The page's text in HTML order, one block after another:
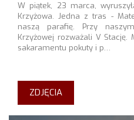
W piątek, 23 marca,
Krzyżowa. Jedna z tras -
naszą parafię. Przy
Krzyżowej rozważali V Stację.
sakaramentu pokuty i p…
ZDJĘCIA